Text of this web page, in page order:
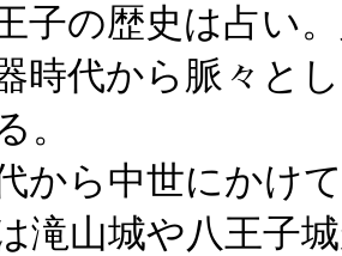
子の歴史は占い
時代から脈々と
。
から中世にかけ
滝山城や八王子